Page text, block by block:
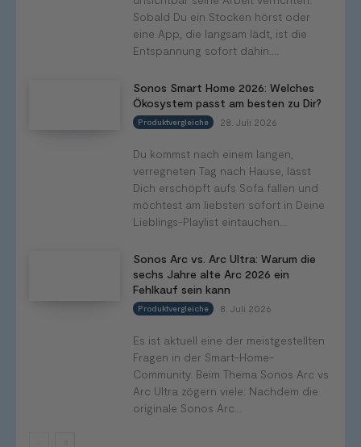
Sobald Du ein Stocken hörst oder
eine App, die langsam lädt, ist die
Entspannung sofort dahin....
Sonos Smart Home 2026: Welches
Ökosystem passt am besten zu Dir?
Produktvergleiche 28. Juli 2026
Du kommst nach einem langen,
verregneten Tag nach Hause, lässt
Dich erschöpft aufs Sofa fallen und
möchtest am liebsten sofort in Deine
Lieblings-Playlist eintauchen...
Sonos Arc vs. Arc Ultra: Warum die
sechs Jahre alte Arc 2026 ein
Fehlkauf sein kann
Produktvergleiche 8. Juli 2026
Es ist aktuell eine der meistgestellten
Fragen in der Smart-Home-
Community. Beim Thema Sonos Arc vs
Arc Ultra zögern viele: Nachdem die
originale Sonos Arc...